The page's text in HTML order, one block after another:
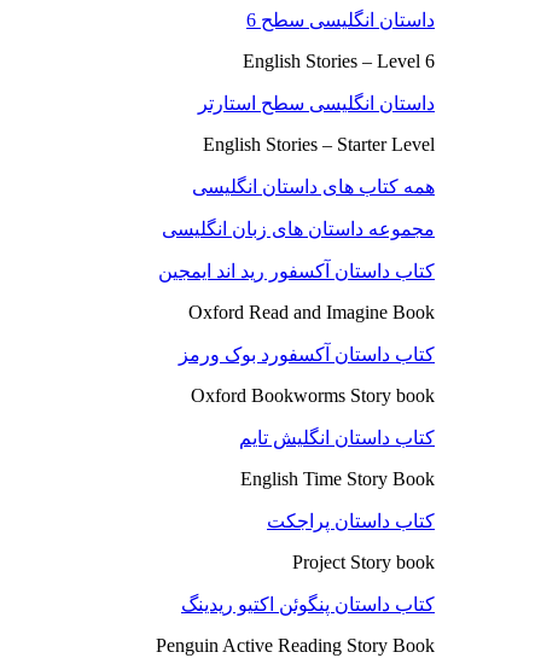
داستان انگلیسی سطح 6
English Stories – Level 6
داستان انگلیسی سطح استارتر
English Stories – Starter Level
همه کتاب های داستان انگلیسی
مجموعه داستان های زبان انگلیسی
کتاب داستان آکسفور رید اند ایمجین
Oxford Read and Imagine Book
کتاب داستان آکسفورد بوک ورمز
Oxford Bookworms Story book
کتاب داستان انگلیش تایم
English Time Story Book
کتاب داستان پراجکت
Project Story book
کتاب داستان پنگوئن اکتیو ریدینگ
Penguin Active Reading Story Book